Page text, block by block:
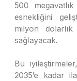
500
esnekliğini
milyon dolarlık
sağlayacak.
Bu
2035’e kadar